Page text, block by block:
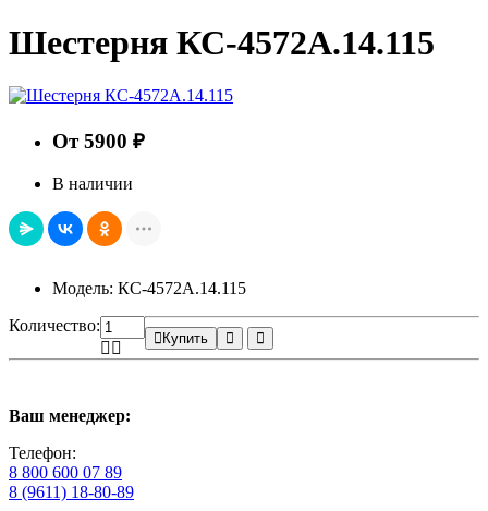
Шестерня КС-4572А.14.115
От 5900 ₽
В наличии
Модель: КС-4572А.14.115
Количество:
Купить
Ваш менеджер:
Телефон:
8 800 600 07 89
8 (9611) 18-80-89